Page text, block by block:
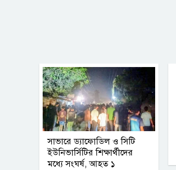
সাভারে ড্যাফোডিল ও সিটি
ইউনিভার্সিটির শিক্ষার্থীদের
মধ্যে সংঘর্ষ, আহত ১